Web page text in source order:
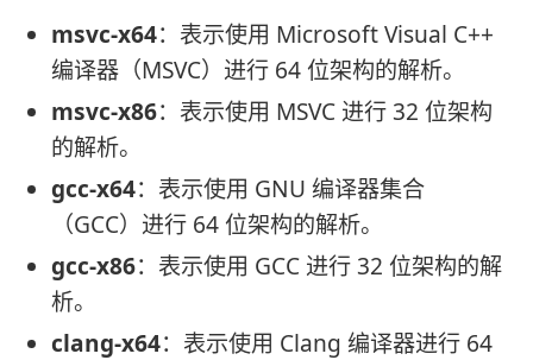
msvc-x64：表示使用 Microsoft Visual C++
编译器（MSVC）进行 64 位架构的解析。
msvc-x86：表示使用 MSVC 进行 32 位架构
的解析。
gcc-x64：表示使用 GNU 编译器集合
（GCC）进行 64 位架构的解析。
gcc-x86：表示使用 GCC 进行 32 位架构的解
析。
clang-x64：表示使用 Clang 编译器进行 64